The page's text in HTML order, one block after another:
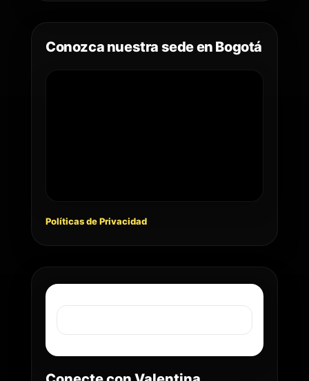
Conozca nuestra sede en Bogotá
Políticas de Privacidad